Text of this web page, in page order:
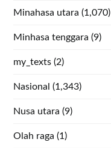
Minahasa utara (1,070)
Minhasa tenggara (9)
my_texts (2)
Nasional (1,343)
Nusa utara (9)
Olah raga (1)